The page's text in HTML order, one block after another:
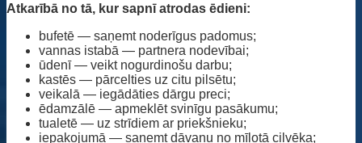
Atkarībā no tā, kur sapnī atrodas ēdieni:
bufetē — saņemt noderīgus padomus;
vannas istabā — partnera nodevībai;
ūdenī — veikt nogurdinošu darbu;
kastēs — pārcelties uz citu pilsētu;
veikalā — iegādāties dārgu preci;
ēdamzālē — apmeklēt svinīgu pasākumu;
tualetē — uz strīdiem ar priekšnieku;
iepakojumā — saņemt dāvanu no mīļotā cilvēka;